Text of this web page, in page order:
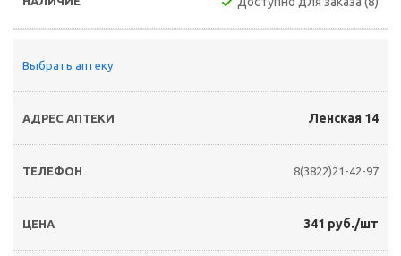
Выбрать аптеку
Ленская 14
8(3822)21-42-97
341 руб./шт